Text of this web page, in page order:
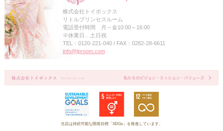
株式会社トイボックス
リトルプリンセスルーム
電話受付時間 月～金10:00～16:00
※休業日…土日祝
TEL：0120-221-040 / FAX：0282-28-6611
info@lproom.com
当店は持続可能な開発目標「SDGs」を推進しています。